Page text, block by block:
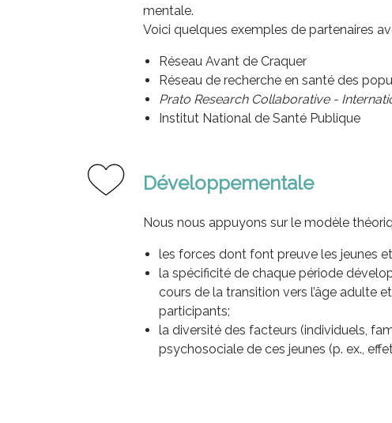
mentale.
Voici quelques exemples de partenaires
Réseau Avant de Craquer
Réseau de recherche en santé des
Prato Research Collaborative -
Institut National de Santé Publique
Développementale
Nous nous appuyons sur le modèle
les forces dont font preuve les jeunes
la spécificité de chaque période
cours de la transition vers l’âge adulte
participants;
la diversité des facteurs (individuels,
psychosociale de ces jeunes (p. ex.,